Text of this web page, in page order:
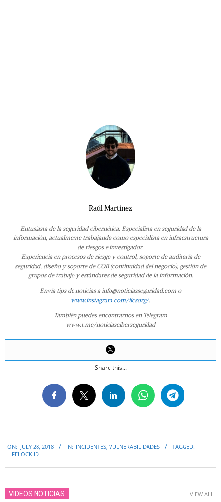
Raúl Martínez
Entusiasta de la seguridad cibernética. Especialista en seguridad de la
información, actualmente trabajando como especialista en infraestructura
de riesgos e investigador.
Experiencia en procesos de riesgo y control, soporte de auditoría de
seguridad, diseño y soporte de COB (continuidad del negocio), gestión de
grupos de trabajo y estándares de seguridad de la información.
Envía tips de noticias a info@noticiasseguridad.com o
www.instagram.com/iicsorg/.
También puedes encontrarnos en Telegram
www.t.me/noticiasciberseguridad
Share this...
07-
ON: JULY 28, 2018 IN: INCIDENTES, VULNERABILIDADES
TAGGED:
LIFELOCK ID
VIDEOS NOTICIAS VIEW ALL